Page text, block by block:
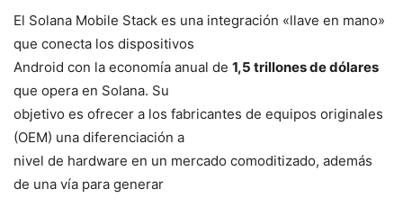
El Solana Mobile Stack es una integración «llave en mano»
que conecta los dispositivos
Android con la economía anual de 1,5 trillones de dólares
que opera en Solana. Su
objetivo es ofrecer a los fabricantes de equipos originales
(OEM) una diferenciación a
nivel de hardware en un mercado comoditizado, además
de una vía para generar